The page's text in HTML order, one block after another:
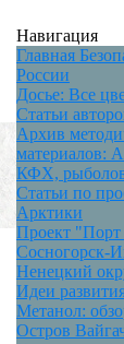
Навигация
Главная
России
Досье: Все
Статьи
Архив
материалов:
КФХ,
Статьи по
Арктики
Проект
Сосногорск-
Ненецкий
Идеи
Метанол:
Остров